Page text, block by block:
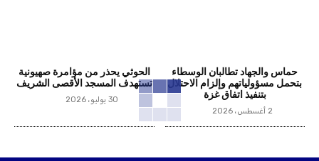
حماس والجهاد تطالبان الوسطاء
بتحمل مسؤولياتهم وإلزام الاحتلال
بتنفيذ اتفاق غزة
2 أغسطس، 2026
الحوثي يحذر من مؤامرة صهيونية
تستهدف المسجد الأقصى الشريف
30 يوليو، 2026